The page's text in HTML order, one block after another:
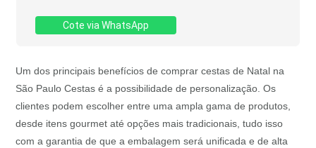
Cote via WhatsApp
Um dos principais benefícios de comprar cestas de Natal na
São Paulo Cestas é a possibilidade de personalização. Os
clientes podem escolher entre uma ampla gama de produtos,
desde itens gourmet até opções mais tradicionais, tudo isso
com a garantia de que a embalagem será unificada e de alta